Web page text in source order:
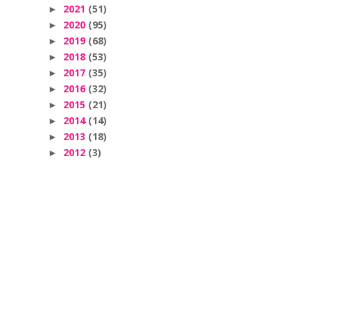
► 2021 (51)
► 2020 (95)
► 2019 (68)
► 2018 (53)
► 2017 (35)
► 2016 (32)
► 2015 (21)
► 2014 (14)
► 2013 (18)
► 2012 (3)